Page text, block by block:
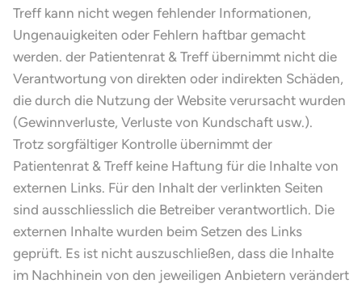
Treff kann nicht wegen fehlender Informationen,
Ungenauigkeiten oder Fehlern haftbar gemacht
werden. der Patientenrat & Treff übernimmt nicht die
Verantwortung von direkten oder indirekten Schäden,
die durch die Nutzung der Website verursacht wurden
(Gewinnverluste, Verluste von Kundschaft usw.).
Trotz sorgfältiger Kontrolle übernimmt der
Patientenrat & Treff keine Haftung für die Inhalte von
externen Links. Für den Inhalt der verlinkten Seiten
sind ausschliesslich die Betreiber verantwortlich. Die
externen Inhalte wurden beim Setzen des Links
geprüft. Es ist nicht auszuschließen, dass die Inhalte
im Nachhinein von den jeweiligen Anbietern verändert